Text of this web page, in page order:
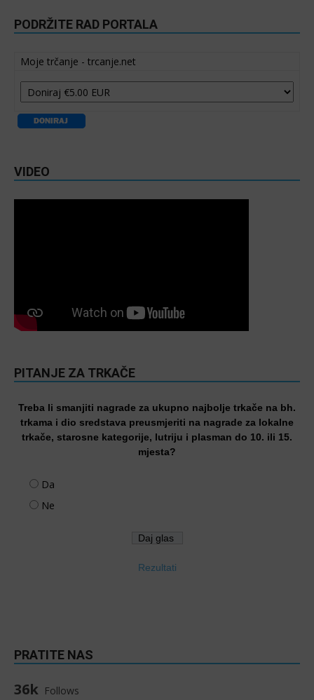
PODRŽITE RAD PORTALA
Moje trčanje - trcanje.net
VIDEO
PITANJE ZA TRKAČE
Treba li smanjiti nagrade za ukupno najbolje trkače na bh.
trkama i dio sredstava preusmjeriti na nagrade za lokalne
trkače, starosne kategorije, lutriju i plasman do 10. ili 15.
mjesta?
Da
Ne
Rezultati
PRATITE NAS
36k Follows